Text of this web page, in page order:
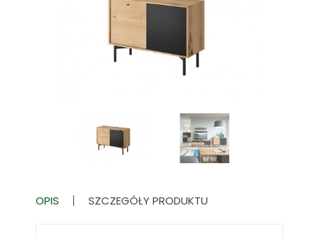
OPIS SZCZEGÓŁY PRODUKTU